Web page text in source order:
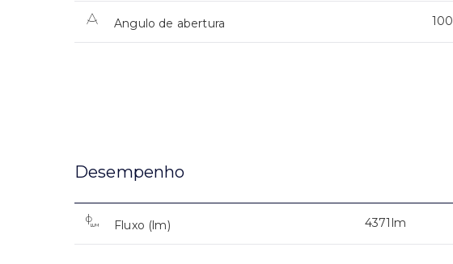
Angulo de abertura 100
Desempenho
Fluxo (lm) 4371lm